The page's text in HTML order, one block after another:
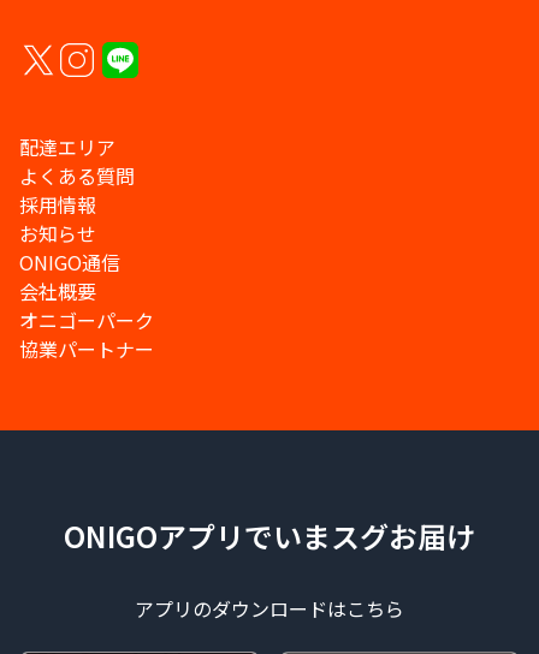
配達エリア
よくある質問
採用情報
お知らせ
ONIGO通信
会社概要
オニゴーパーク
協業パートナー
ONIGOアプリでいまスグお届け
アプリのダウンロードはこちら